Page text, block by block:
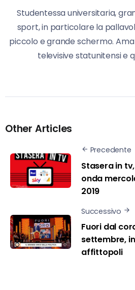
Studentessa universitaria,
sport, in particolare la
piccolo e grande schermo.
televisive statunitensi e
Other Articles
Precedente
Stasera in
onda
2019
Successivo
Fuori dal
settembre,
affittopoli